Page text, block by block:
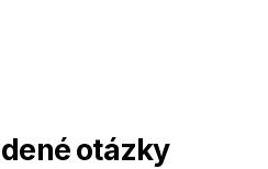
otázky